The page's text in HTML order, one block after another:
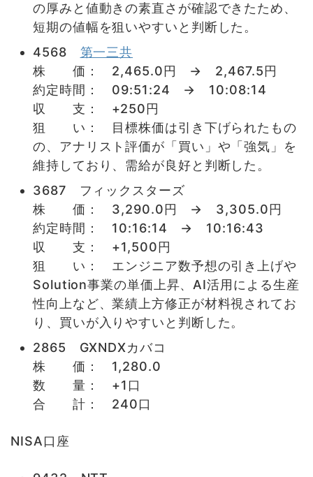
の厚みと値動きの素直さが確認できたため、
短期の値幅を狙いやすいと判断した。
4568 第一三共
株 価： 2,465.0円 → 2,467.5円
約定時間： 09:51:24 → 10:08:14
収 支： +250円
狙 い： 目標株価は引き下げられたもの
の、アナリスト評価が「買い」や「強気」を
維持しており、需給が良好と判断した。
3687 フィックスターズ
株 価： 3,290.0円 → 3,305.0円
約定時間： 10:16:14 → 10:16:43
収 支： +1,500円
狙 い： エンジニア数予想の引き上げや
Solution事業の単価上昇、AI活用による生産
性向上など、業績上方修正が材料視されてお
り、買いが入りやすいと判断した。
2865 GXNDXカバコ
株 価： 1,280.0
数 量： +1口
合 計： 240口
NISA口座